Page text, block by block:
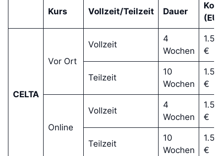
Kurs Vollzeit/Teilzeit Dauer
CELTA
Vor Ort
Vollzeit
4
Wochen
€
Teilzeit
10
Wochen
€
Online
Vollzeit
4
Wochen
€
Teilzeit
10
Wochen
€